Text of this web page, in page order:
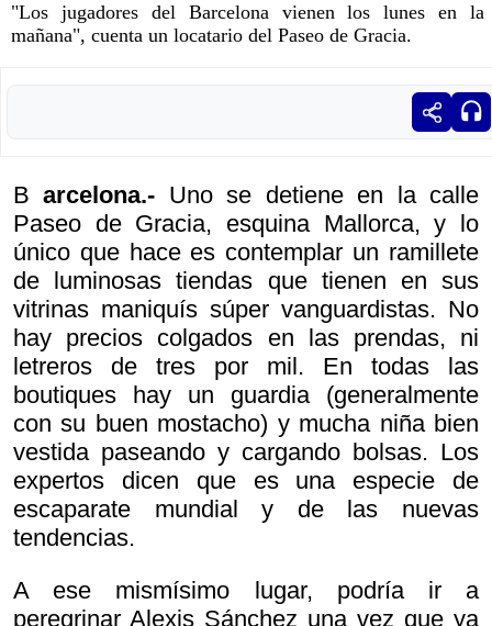
"Los jugadores del Barcelona vienen los lunes en la
mañana", cuenta un locatario del Paseo de Gracia.
Barcelona.- Uno se detiene en la calle
Paseo de Gracia, esquina Mallorca, y lo
único que hace es contemplar un ramillete
de luminosas tiendas que tienen en sus
vitrinas maniquís súper vanguardistas. No
hay precios colgados en las prendas, ni
letreros de tres por mil. En todas las
boutiques hay un guardia (generalmente
con su buen mostacho) y mucha niña bien
vestida paseando y cargando bolsas. Los
expertos dicen que es una especie de
escaparate mundial y de las nuevas
tendencias.
A ese mismísimo lugar, podría ir a
peregrinar Alexis Sánchez una vez que ya